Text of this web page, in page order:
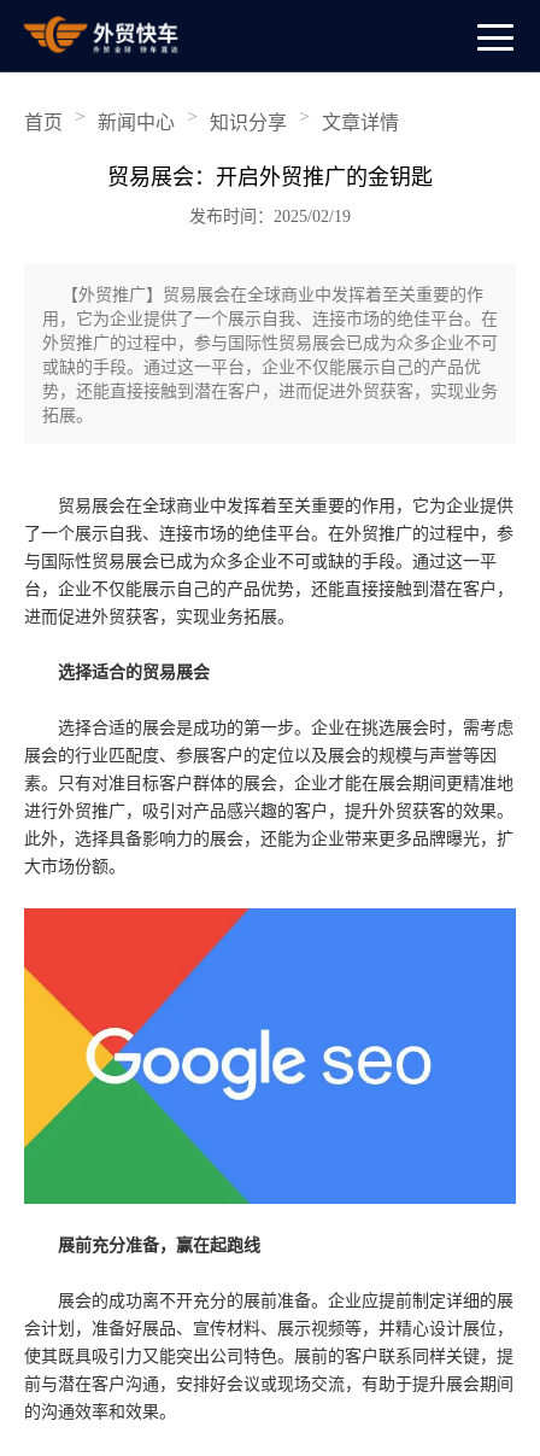
首页 > 新闻中心 > 知识分享 > 文章详情
贸易展会：开启外贸推广的金钥匙
发布时间：2025/02/19
【外贸推广】贸易展会在全球商业中发挥着至关重要的作
用，它为企业提供了一个展示自我、连接市场的绝佳平台。在
外贸推广的过程中，参与国际性贸易展会已成为众多企业不可
或缺的手段。通过这一平台，企业不仅能展示自己的产品优
势，还能直接接触到潜在客户，进而促进外贸获客，实现业务
拓展。
贸易展会在全球商业中发挥着至关重要的作用，它为企业提供
了一个展示自我、连接市场的绝佳平台。在外贸推广的过程中，参
与国际性贸易展会已成为众多企业不可或缺的手段。通过这一平
台，企业不仅能展示自己的产品优势，还能直接接触到潜在客户，
进而促进外贸获客，实现业务拓展。
选择适合的贸易展会
选择合适的展会是成功的第一步。企业在挑选展会时，需考虑
展会的行业匹配度、参展客户的定位以及展会的规模与声誉等因
素。只有对准目标客户群体的展会，企业才能在展会期间更精准地
进行外贸推广，吸引对产品感兴趣的客户，提升外贸获客的效果。
此外，选择具备影响力的展会，还能为企业带来更多品牌曝光，扩
大市场份额。
展前充分准备，赢在起跑线
展会的成功离不开充分的展前准备。企业应提前制定详细的展
会计划，准备好展品、宣传材料、展示视频等，并精心设计展位，
使其既具吸引力又能突出公司特色。展前的客户联系同样关键，提
前与潜在客户沟通，安排好会议或现场交流，有助于提升展会期间
的沟通效率和效果。